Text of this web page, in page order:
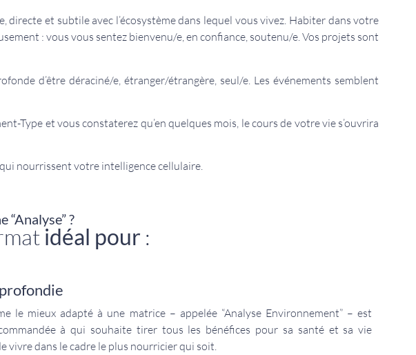
et subtile avec l’écosystème dans lequel vous vivez. Habiter dans votre
: vous vous sentez bienvenu/e, en confiance, soutenu/e. Vos projets sont
d’être déraciné/e, étranger/étrangère, seul/e. Les événements semblent
Type et vous constaterez qu’en quelques mois, le cours de votre vie s’ouvrira
nourrissent votre intelligence cellulaire.
“Analyse” ?
idéal pour :
le mieux adapté à une matrice – appelée “Analyse Environnement” – est
à qui souhaite tirer tous les bénéfices pour sa santé et sa vie
vivre dans le cadre le plus nourricier qui soit.